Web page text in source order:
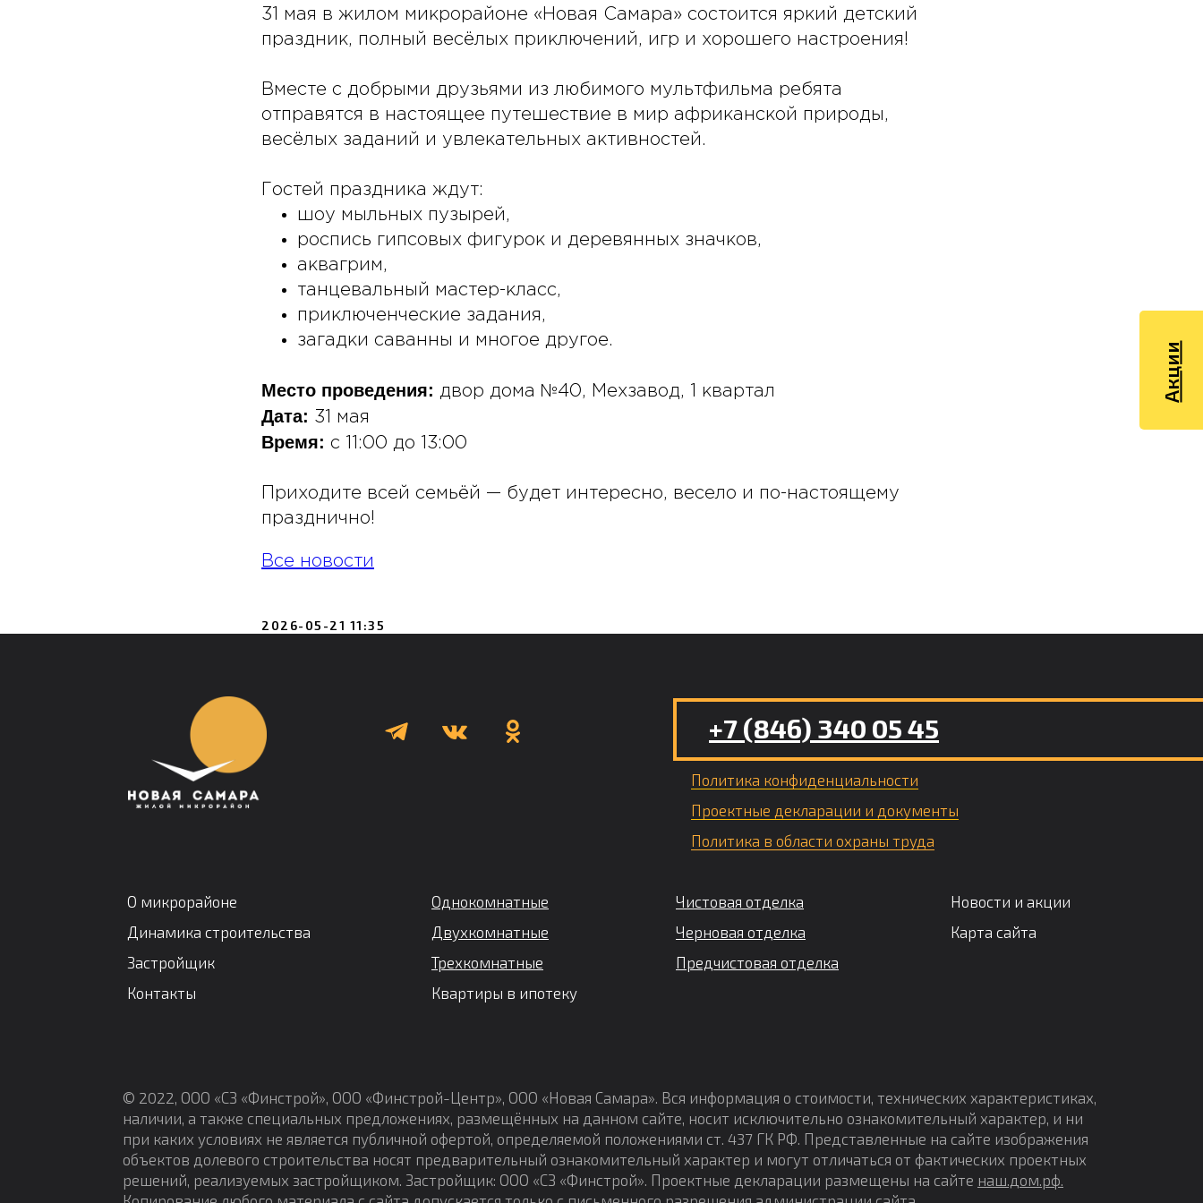
Акции
31 мая в жилом микрорайоне «Новая Самара» состоится яркий детский
праздник, полный весёлых приключений, игр и хорошего настроения!
Вместе с добрыми друзьями из любимого мультфильма ребята
отправятся в настоящее путешествие в мир африканской природы,
весёлых заданий и увлекательных активностей.
Гостей праздника ждут:
шоу мыльных пузырей,
роспись гипсовых фигурок и деревянных значков,
аквагрим,
танцевальный мастер-класс,
приключенческие задания,
загадки саванны и многое другое.
Место проведения: двор дома №40, Мехзавод, 1 квартал
Дата: 31 мая
Время: с 11:00 до 13:00
Приходите всей семьёй — будет интересно, весело и по-настоящему
празднично!
Все новости
2026-05-21 11:35
+7 (846) 340 05 45
© 2022, ООО «СЗ «Финстрой», ООО «Финстрой-Центр», ООО «Новая Самара». Вся информация о стоимости, технических характеристиках,
наличии, а также специальных предложениях, размещённых на данном сайте, носит исключительно ознакомительный характер, и ни
при каких условиях не является публичной офертой, определяемой положениями ст. 437 ГК РФ. Представленные на сайте изображения
объектов долевого строительства носят предварительный ознакомительный характер и могут отличаться от фактических проектных
решений, реализуемых застройщиком. Застройщик: ООО «СЗ «Финстрой». Проектные декларации размещены на сайте наш.дом.рф.
О микрорайоне
Динамика строительства
Застройщик
Контакты
Однокомнатные
Двухкомнатные
Трехкомнатные
Квартиры в ипотеку
Политика конфиденциальности
Проектные декларации и документы
Политика в области охраны труда
Чистовая отделка
Черновая отделка
Предчистовая отделка
Новости и акции
Карта сайта